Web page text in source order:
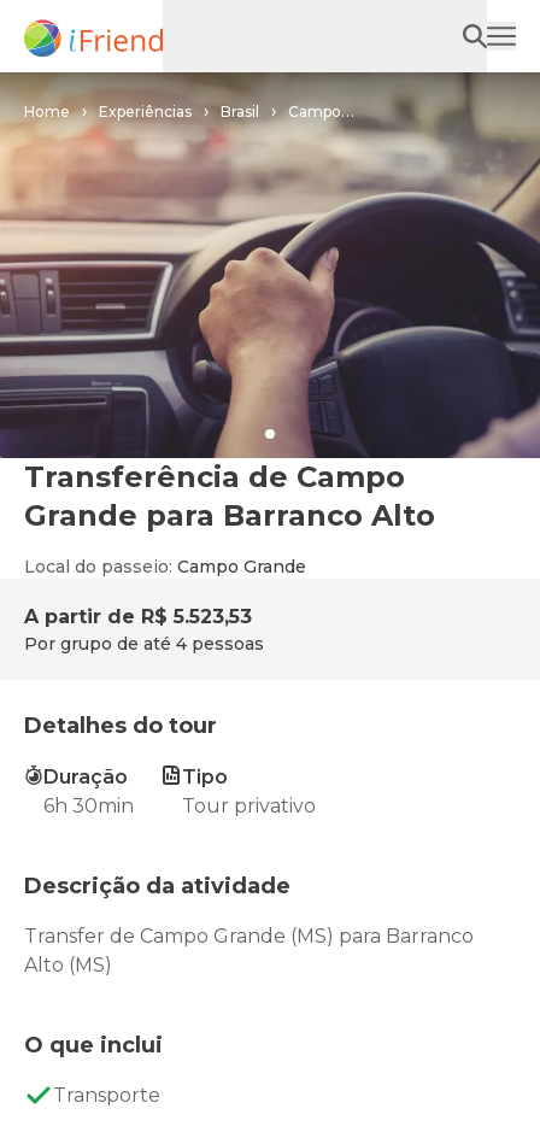
Home Experiências Brasil
Campo
Grande
Transferência de Campo Grande para Barranco Alto
Transferência de Campo
Grande para Barranco Alto
Local do passeio: Campo Grande
A partir de R$ 5.523,53
Por grupo de até 4 pessoas
Detalhes do tour
Duração
6h 30min
Tipo
Tour privativo
Descrição da atividade
Transfer de Campo Grande (MS) para Barranco
Alto (MS)
O que inclui
Transporte